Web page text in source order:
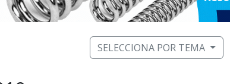
SELECCIONA POR TEMA